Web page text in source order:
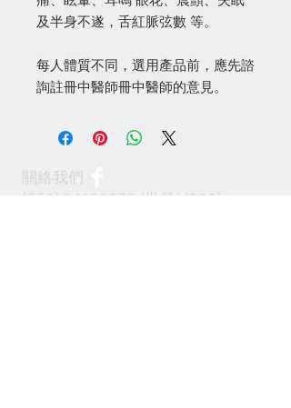
及半身不遂，舌紅脈弦數 等。
每人體質不同，選用產品前，應先諮
詢註冊中醫師冊中醫師的意見。
關絡我們
(852) 24622938 (批發) (852)